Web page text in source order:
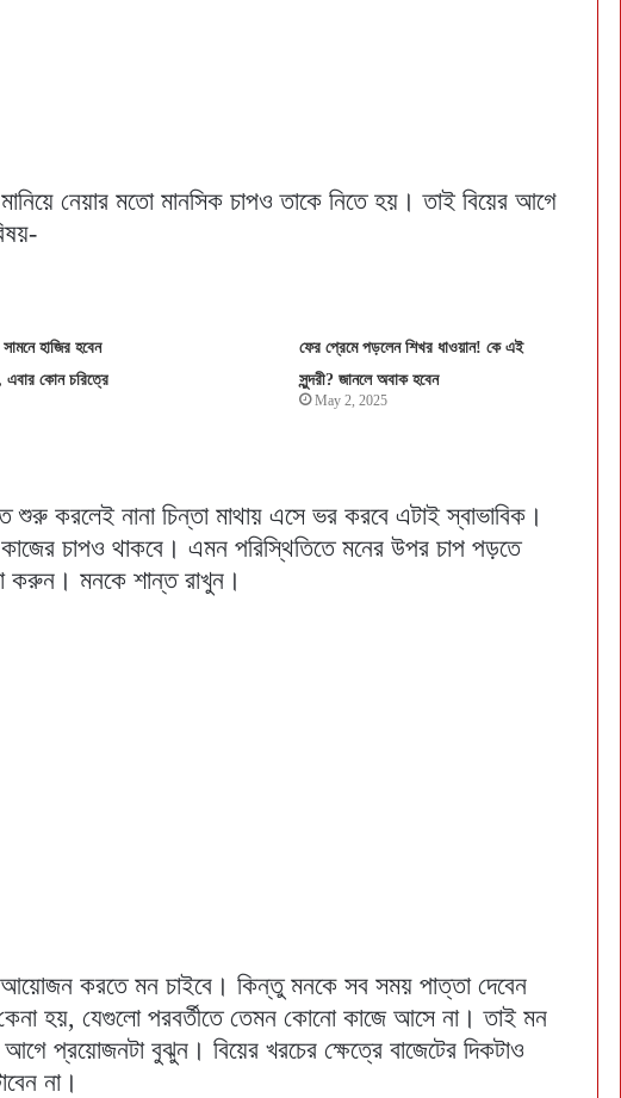
নেয়ার মতো মানসিক চাপও তাকে নিতে হয়। তাই বিয়ের আগে
হাজির হবেন
এবার কোন চরিত্রে
ফের প্রেমে পড়লেন শিখর ধাওয়ান! কে এই
সুন্দরী? জানলে অবাক হবেন
May 2, 2025
শুরু করলেই নানা চিন্তা মাথায় এসে ভর করবে এটাই স্বাভাবিক।
চাপও থাকবে। এমন পরিস্থিতিতে মনের উপর চাপ পড়তে
করুন। মনকে শান্ত রাখুন।
আয়োজন করতে মন চাইবে। কিন্তু মনকে সব সময় পাত্তা দেবেন
হয়, যেগুলো পরবর্তীতে তেমন কোনো কাজে আসে না। তাই মন
প্রয়োজনটা বুঝুন। বিয়ের খরচের ক্ষেত্রে বাজেটের দিকটাও
না।